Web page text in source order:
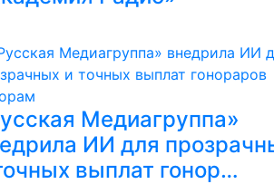
Медиагруппа»
ИИ для
выплат гонор…